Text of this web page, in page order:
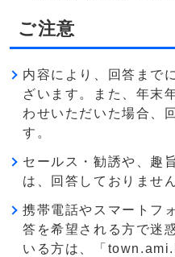
ご注意
内容により、回答まで
ざいます。また、年末
わせいただいた場合、
す。
セールス・勧誘や、趣
は、回答しておりません
携帯電話やスマートフ
答を希望される方で迷
いる方は、「